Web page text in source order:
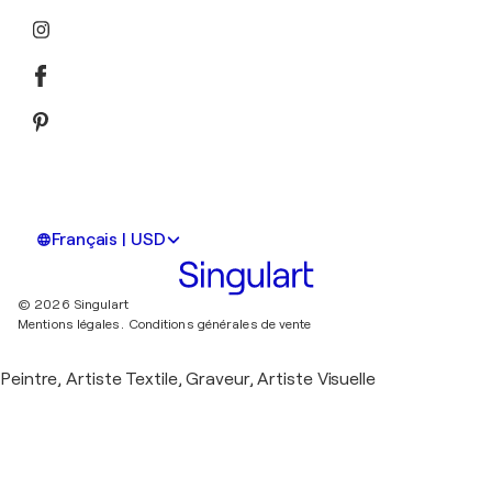
Français | USD
© 2026 Singulart
Mentions légales. Conditions générales de vente
Peintre, Artiste Textile, Graveur, Artiste Visuelle